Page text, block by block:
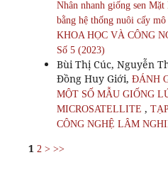
Nhân nhanh giống sen
bằng hệ thống nuôi cấy
KHOA HỌC VÀ CÔNG
Số 5 (2023)
Bùi Thị Cúc, Nguyễn
Đồng Huy Giới, ĐÁNH
MỘT SỐ MẪU GIỐNG
MICROSATELLITE ,
CÔNG NGHỆ LÂM
1 2 > >>